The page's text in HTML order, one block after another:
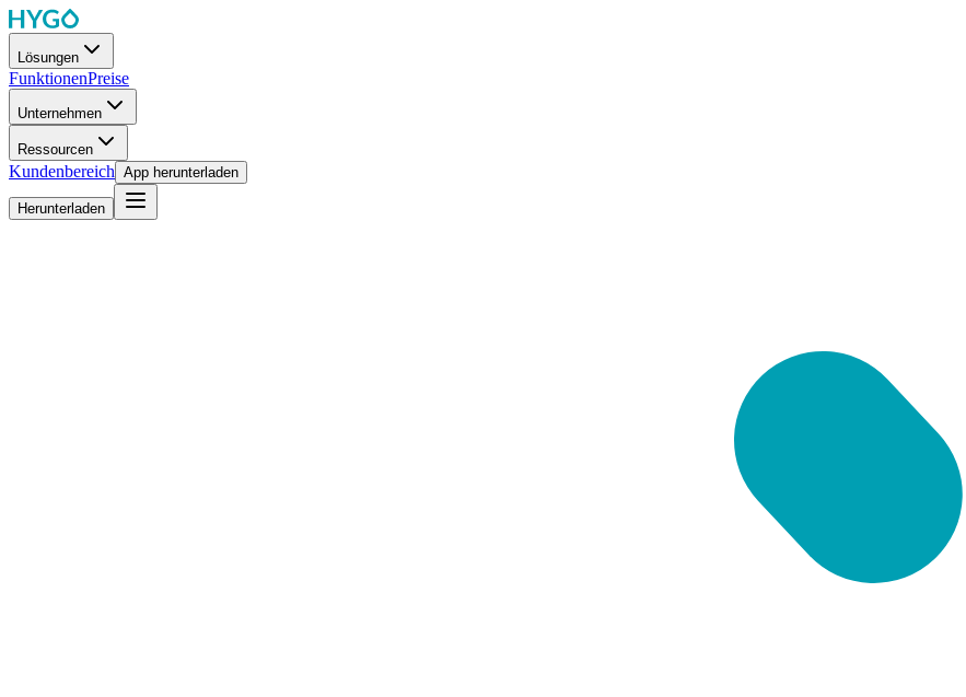
Lösungen
FunktionenPreise
Unternehmen
Ressourcen
Kundenbereich App herunterladen
Herunterladen